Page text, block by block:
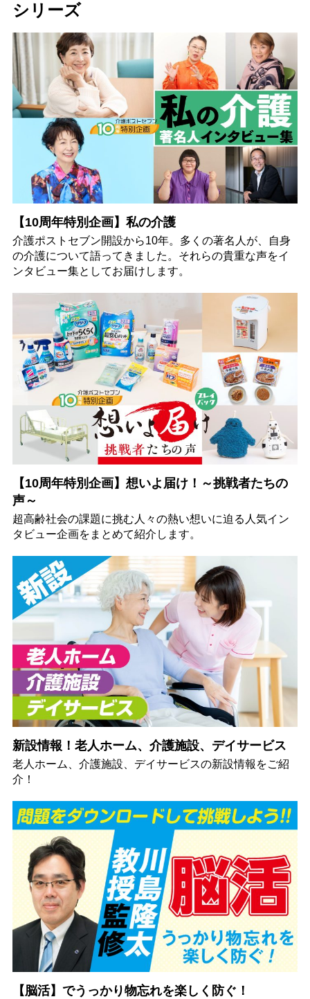
シリーズ
【10周年特別企画】私の介護
介護ポストセブン開設から10年。多くの著名人が、自身
の介護について語ってきました。それらの貴重な声をイ
ンタビュー集としてお届けします。
【10周年特別企画】想いよ届け！～挑戦者たちの
声～
超高齢社会の課題に挑む人々の熱い想いに迫る人気イン
タビュー企画をまとめて紹介します。
新設情報！老人ホーム、介護施設、デイサービス
老人ホーム、介護施設、デイサービスの新設情報をご紹
介！
【脳活】でうっかり物忘れを楽しく防ぐ！